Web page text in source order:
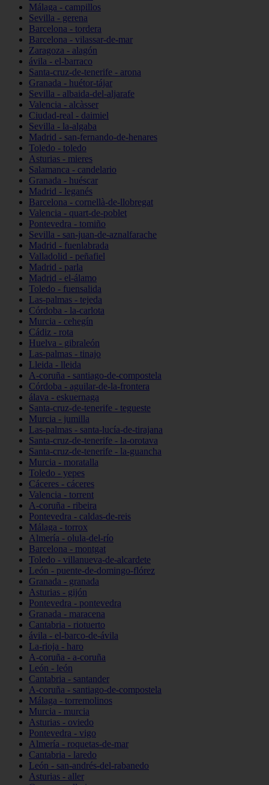
Málaga - campillos
Sevilla - gerena
Barcelona - tordera
Barcelona - vilassar-de-mar
Zaragoza - alagón
ávila - el-barraco
Santa-cruz-de-tenerife - arona
Granada - huétor-tájar
Sevilla - albaida-del-aljarafe
Valencia - alcàsser
Ciudad-real - daimiel
Sevilla - la-algaba
Madrid - san-fernando-de-henares
Toledo - toledo
Asturias - mieres
Salamanca - candelario
Granada - huéscar
Madrid - leganés
Barcelona - cornellà-de-llobregat
Valencia - quart-de-poblet
Pontevedra - tomiño
Sevilla - san-juan-de-aznalfarache
Madrid - fuenlabrada
Valladolid - peñafiel
Madrid - parla
Madrid - el-álamo
Toledo - fuensalida
Las-palmas - tejeda
Córdoba - la-carlota
Murcia - cehegín
Cádiz - rota
Huelva - gibraleón
Las-palmas - tinajo
Lleida - lleida
A-coruña - santiago-de-compostela
Córdoba - aguilar-de-la-frontera
álava - eskuernaga
Santa-cruz-de-tenerife - tegueste
Murcia - jumilla
Las-palmas - santa-lucía-de-tirajana
Santa-cruz-de-tenerife - la-orotava
Santa-cruz-de-tenerife - la-guancha
Murcia - moratalla
Toledo - yepes
Cáceres - cáceres
Valencia - torrent
A-coruña - ribeira
Pontevedra - caldas-de-reis
Málaga - torrox
Almería - olula-del-río
Barcelona - montgat
Toledo - villanueva-de-alcardete
León - puente-de-domingo-flórez
Granada - granada
Asturias - gijón
Pontevedra - pontevedra
Granada - maracena
Cantabria - riotuerto
ávila - el-barco-de-ávila
La-rioja - haro
A-coruña - a-coruña
León - león
Cantabria - santander
A-coruña - santiago-de-compostela
Málaga - torremolinos
Murcia - murcia
Asturias - oviedo
Pontevedra - vigo
Almería - roquetas-de-mar
Cantabria - laredo
León - san-andrés-del-rabanedo
Asturias - aller